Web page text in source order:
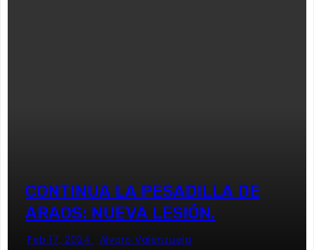
CONTINUA LA PESADILLA DE
ARAOS: NUEVA LESIÓN.
Feb 17, 2024 Alvaro Valenzuela